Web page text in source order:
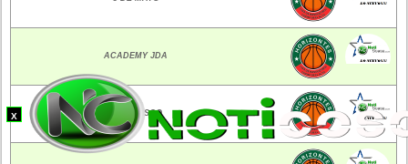
ACADEMY JDA
DON BOSCO
X